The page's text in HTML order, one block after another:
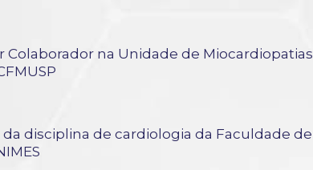
Colaborador na Unidade de Miocardiopatias
disciplina de cardiologia da Faculdade de